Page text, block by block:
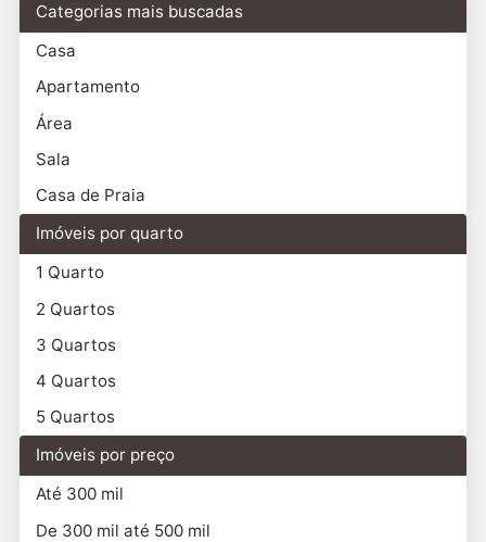
Categorias mais buscadas
Casa
Apartamento
Área
Sala
Casa de Praia
Imóveis por quarto
1 Quarto
2 Quartos
3 Quartos
4 Quartos
5 Quartos
Imóveis por preço
Até 300 mil
De 300 mil até 500 mil